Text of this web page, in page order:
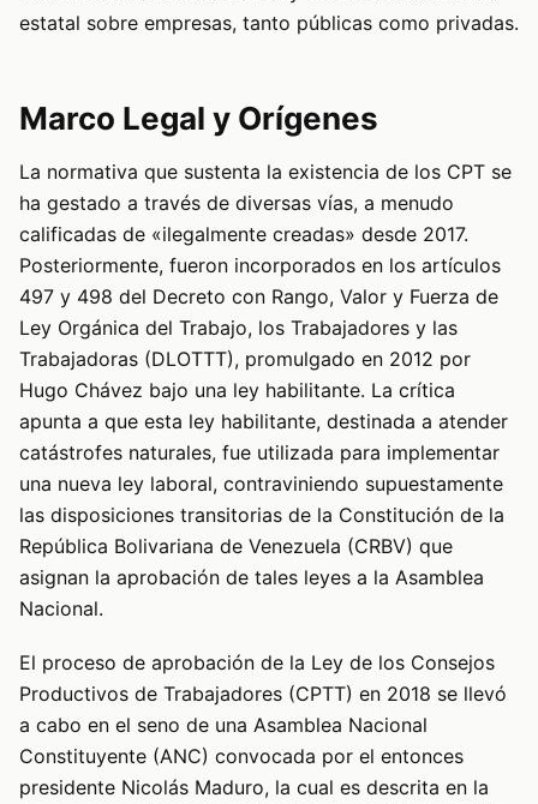
estatal sobre empresas, tanto públicas como privadas.
Marco Legal y Orígenes
La normativa que sustenta la existencia de los CPT se
ha gestado a través de diversas vías, a menudo
calificadas de «ilegalmente creadas» desde 2017.
Posteriormente, fueron incorporados en los artículos
497 y 498 del Decreto con Rango, Valor y Fuerza de
Ley Orgánica del Trabajo, los Trabajadores y las
Trabajadoras (DLOTTT), promulgado en 2012 por
Hugo Chávez bajo una ley habilitante. La crítica
apunta a que esta ley habilitante, destinada a atender
catástrofes naturales, fue utilizada para implementar
una nueva ley laboral, contraviniendo supuestamente
las disposiciones transitorias de la Constitución de la
República Bolivariana de Venezuela (CRBV) que
asignan la aprobación de tales leyes a la Asamblea
Nacional.
El proceso de aprobación de la Ley de los Consejos
Productivos de Trabajadores (CPTT) en 2018 se llevó
a cabo en el seno de una Asamblea Nacional
Constituyente (ANC) convocada por el entonces
presidente Nicolás Maduro, la cual es descrita en la